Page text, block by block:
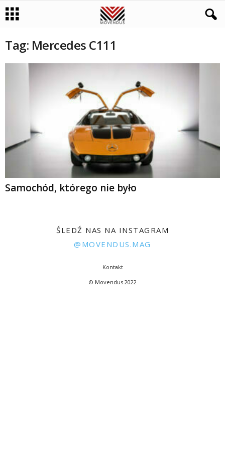
Tag: Mercedes C111
Samochód, którego nie było
ŚLEDŹ NAS NA INSTAGRAM
@MOVENDUS.MAG
Kontakt
© Movendus 2022